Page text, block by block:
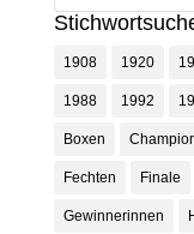
1908 1920
1988 1992
Boxen
Fechten Finale
Gewinnerinnen